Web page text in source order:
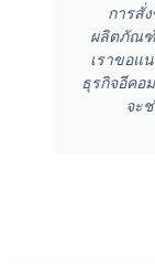
การสั่
ผลิตภัณฑ์
เราขอแ
ธุรกิจอีคอ
จะ